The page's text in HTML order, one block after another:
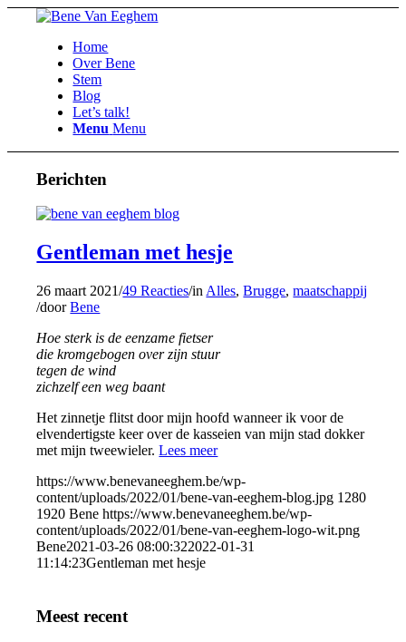
Home
Over Bene
Stem
Blog
Let’s talk!
Menu Menu
Berichten
Gentleman met hesje
26 maart 2021/49 Reacties/in Alles,Brugge,maatschappij
/doorBene
Hoe sterk is de eenzame fietser
die kromgebogen over zijn stuur
tegen de wind
zichzelf een weg baant
Het zinnetje flitst door mijn hoofd wanneer ik voor de
elvendertigste keer over de kasseien van mijn stad dokker
met mijn tweewieler.Lees meer
https://www.benevaneeghem.be/wp-
content/uploads/2022/01/bene-van-eeghem-blog.jpg 1280
1920 Bene https://www.benevaneeghem.be/wp-
content/uploads/2022/01/bene-van-eeghem-logo-wit.png
Bene2021-03-26 08:00:322022-01-31
11:14:23Gentleman met hesje
Meest recent